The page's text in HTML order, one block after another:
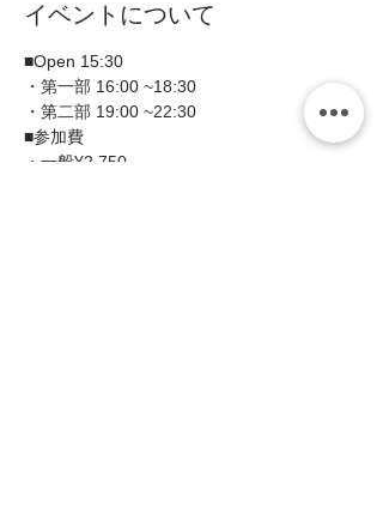
イベントについて
■Open 15:30
・第一部 16:00 ~18:30
・第二部 19:00 ~22:30
■参加費
・一般¥2,750